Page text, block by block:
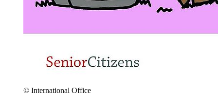
© International Office